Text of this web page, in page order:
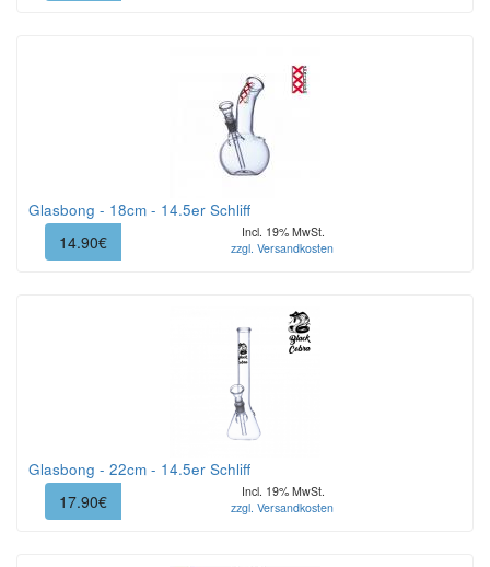
Glasbong - 18cm - 14.5er Schliff
14.90€
Incl. 19% MwSt.
zzgl. Versandkosten
Glasbong - 22cm - 14.5er Schliff
17.90€
Incl. 19% MwSt.
zzgl. Versandkosten